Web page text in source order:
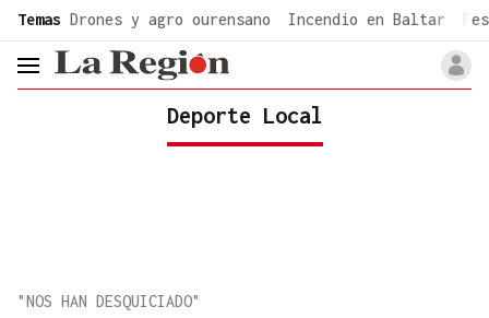
Temas Drones y agro ourensano Incendio en Baltar
header.menu.open
Deporte Local
"NOS HAN DESQUICIADO"